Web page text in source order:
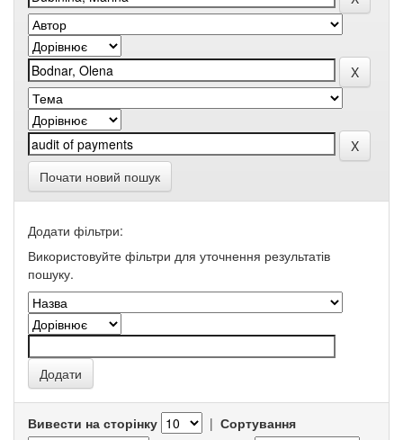
Почати новий пошук
Додати фільтри:
Використовуйте фільтри для уточнення результатів
пошуку.
Вивести на сторінку | Сортування